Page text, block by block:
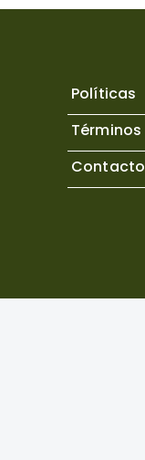
Políticas
Términos
Contacto